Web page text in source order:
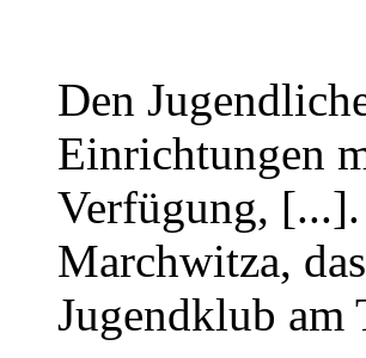
Den
Einrichtungen
Verfügung, [...].
Marchwitza,
Jugendklub am